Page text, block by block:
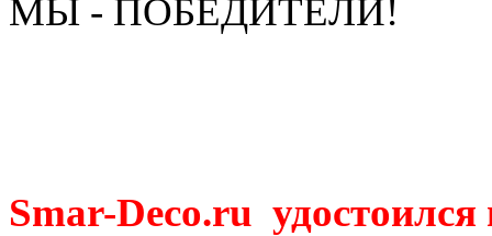
МЫ - ПОБЕДИТЕЛИ!
Smar-Deco.ru